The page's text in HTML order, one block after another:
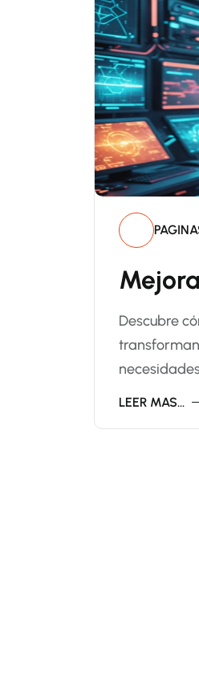
Descubre
LEER MAS...